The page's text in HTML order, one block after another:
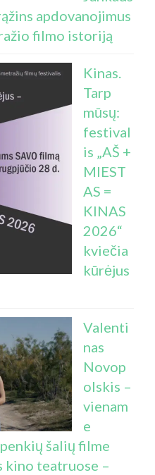
apdovanojimus
filmo istoriją
Kinas.
Tarp
mūsų:
festival
is „AŠ +
MIEST
AS =
KINAS
2026“
kviečia
kūrėjus
Valenti
nas
Novop
olskis –
vienam
e
šalių filme
kino teatruose –